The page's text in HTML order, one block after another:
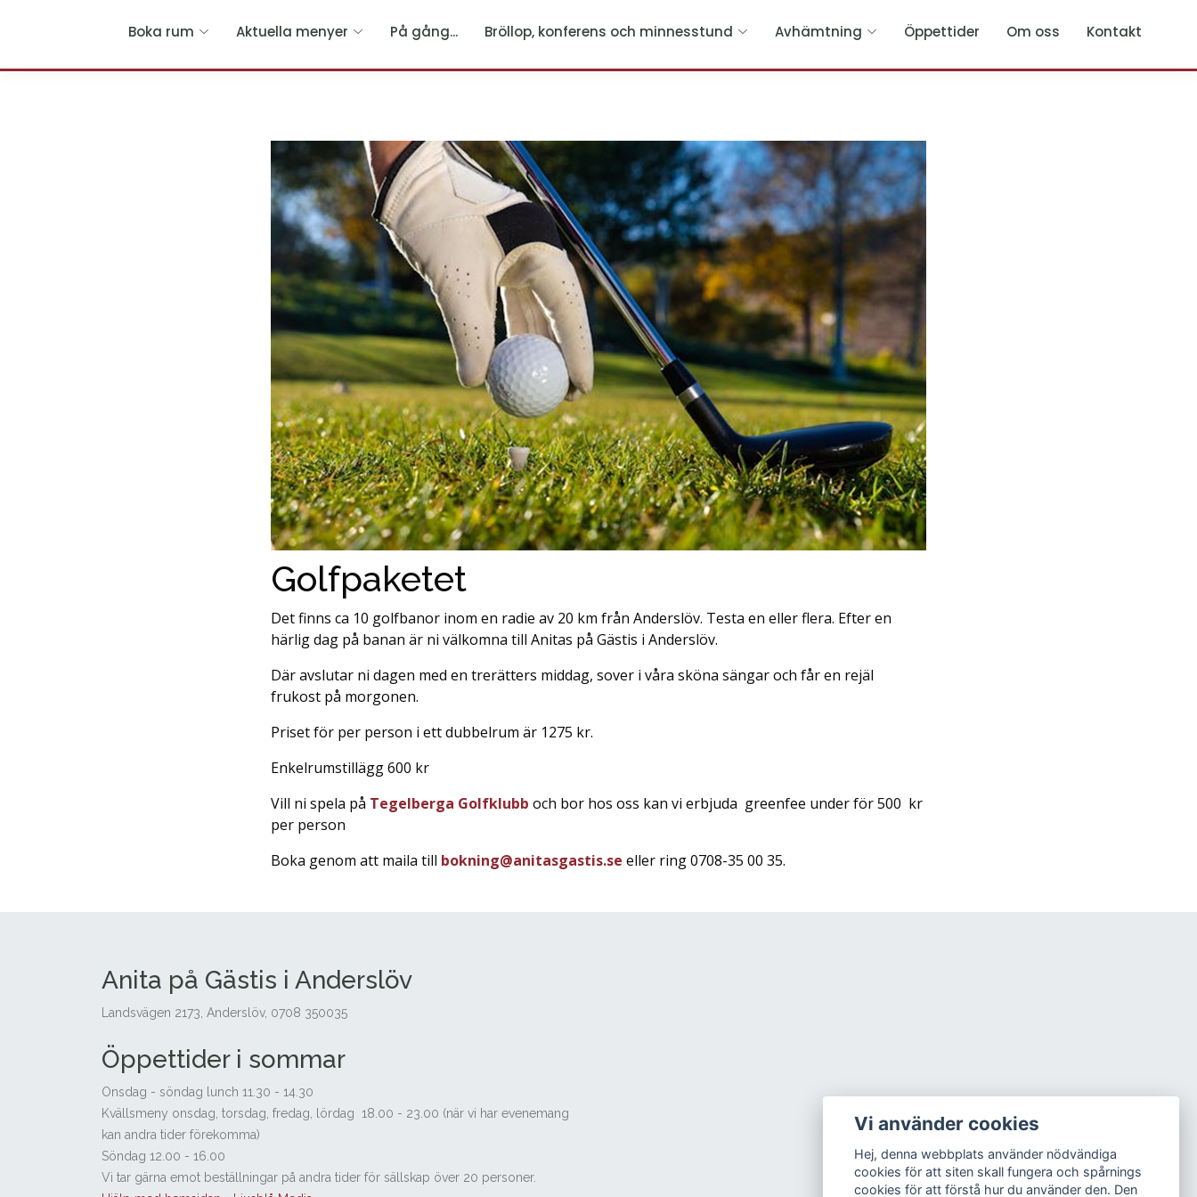
huvudinnehållet
Boka rum Aktuella menyer På gång... Bröllop, konferens och minnesstund Avhämtning Öppettider Om oss Kontakt
Golfpaketet
Det finns ca 10 golfbanor inom en radie av 20 km från Anderslöv. Testa en eller flera. Efter en
härlig dag på banan är ni välkomna till Anitas på Gästis i Anderslöv.
Där avslutar ni dagen med en trerätters middag, sover i våra sköna sängar och får en rejäl
frukost på morgonen.
Priset för per person i ett dubbelrum är 1275 kr.
Enkelrumstillägg 600 kr
Vill ni spela på Tegelberga Golfklubb och bor hos oss kan vi erbjuda greenfee under för 500 kr
per person
Boka genom att maila till bokning@anitasgastis.se eller ring 0708-35 00 35.
Anita på Gästis i Anderslöv
Landsvägen 2173, Anderslöv, 0708 350035
Öppettider i sommar
Onsdag - söndag lunch 11.30 - 14.30
Kvällsmeny onsdag, torsdag, fredag, lördag 18.00 - 23.00 (när vi har evenemang
kan andra tider förekomma)
Söndag 12.00 - 16.00
Vi tar gärna emot beställningar på andra tider för sällskap över 20 personer.
Vi använder cookies
Hej, denna webbplats använder nödvändiga
cookies för att siten skall fungera och spårnings
cookies för att förstå hur du använder den. Den